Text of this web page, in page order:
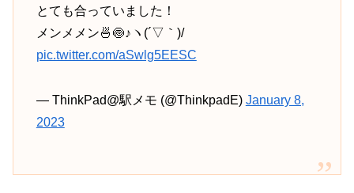
とても合っていました！
メンメメン🍜🍥♪ヽ(´▽｀)/
pic.twitter.com/aSwlg5EESC
— ThinkPad@駅メモ (@ThinkpadE) January 8,
2023